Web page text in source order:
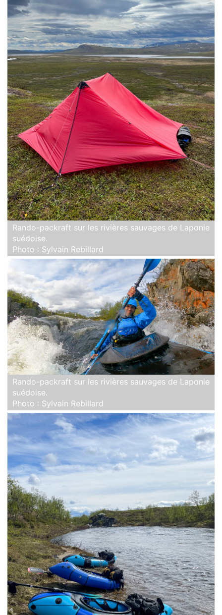
Rando-packraft sur les rivières sauvages de Laponie
suédoise.
Photo : Sylvain Rebillard
Rando-packraft sur les rivières sauvages de Laponie
suédoise.
Photo : Sylvain Rebillard